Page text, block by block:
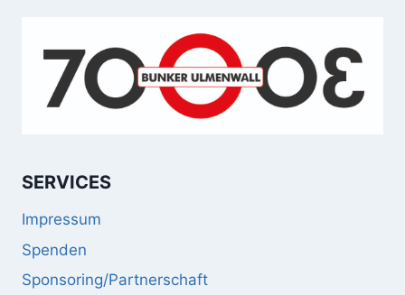
SERVICES
Impressum
Spenden
Sponsoring/Partnerschaft